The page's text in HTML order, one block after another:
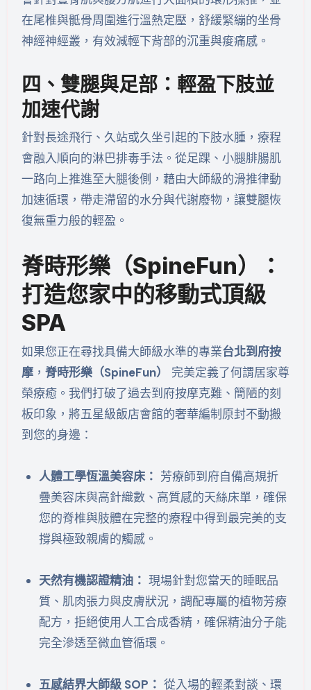
在尾椎與骶骨周圍進行溫熱定壓，舒緩緊繃的坐骨
神經神經叢，有效減輕下背部的沉重與痠痛感。
四、雙腿與足部：輕盈下肢並
加速代謝
針對長途飛行、久站或久坐引起的下肢水腫，療程
會融入順向的淋巴排毒手法。從足踝、小腿腓腸肌
一路向上推進至大腿後側，藉由大師級的滑推律動
加速循環，帶走滯留的水分與代謝廢物，讓雙腿恢
復無重力般的輕盈。
脊時形樂（SpineFun）：
打造您家中的移動式頂級
SPA
如果您正在尋找具備大師級水準的專業台北到府按
摩， 脊時形樂（SpineFun）
完美定義了何謂居家尊
榮療癒。我們打破了過去到府按摩克難、簡陋的刻
板印象，將五星級飯店會館的奢華編制原封不動搬
到您的身邊：
人體工學恆溫美容床： 芳療師到府自備高規折
疊美容床與高針織數、高質感的天絲床單，確保
您的脊椎與肢體在完整的療程中得到最完美的支
撐與極致親膚的觸感。
天然有機認證精油： 現場針對您當天的睡眠品
質、肌肉張力與皮膚狀況，調配專屬的植物芳療
配方，拒絕使用人工合成香精，確保精油分子能
完全滲透至微血管循環。
五感結界大師級 SOP： 從入場的輕柔對談、環